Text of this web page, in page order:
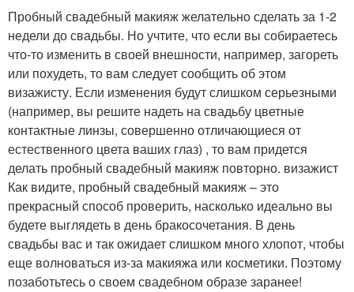
Пробный свадебный макияж желательно сделать за 1-2
недели до свадьбы. Но учтите, что если вы собираетесь
что-то изменить в своей внешности, например, загореть
или похудеть, то вам следует сообщить об этом
визажисту. Если изменения будут слишком серьезными
(например, вы решите надеть на свадьбу цветные
контактные линзы, совершенно отличающиеся от
естественного цвета ваших глаз) , то вам придется
делать пробный свадебный макияж повторно. визажист
Как видите, пробный свадебный макияж – это
прекрасный способ проверить, насколько идеально вы
будете выглядеть в день бракосочетания. В день
свадьбы вас и так ожидает слишком много хлопот, чтобы
еще волноваться из-за макияжа или косметики. Поэтому
позаботьтесь о своем свадебном образе заранее!